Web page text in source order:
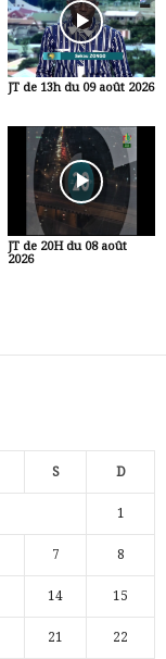
JT de 13h du 09 août 2026
JT de 20H du 08 août
2026
S D
1
7 8
14 15
21 22